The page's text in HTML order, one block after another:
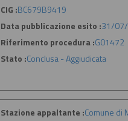
CIG :BC679B9419
Data pubblicazione esito :31/
Riferimento procedura :G01472
Stato :Conclusa - Aggiudicata
Stazione appaltante :Comune di